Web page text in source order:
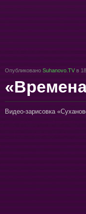
Опубликовано Suhanovo.TV в
Видео-зарисовка